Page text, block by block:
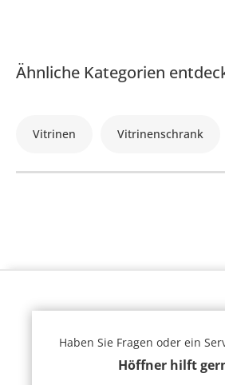
Ähnliche Kategorien
Vitrinen Vitrinenschrank
Haben Sie Fragen oder ein
Höffner hilft